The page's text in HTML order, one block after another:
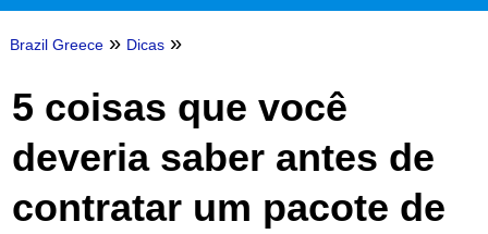
Brazil Greece » Dicas »
5 coisas que você
deveria saber antes de
contratar um pacote de